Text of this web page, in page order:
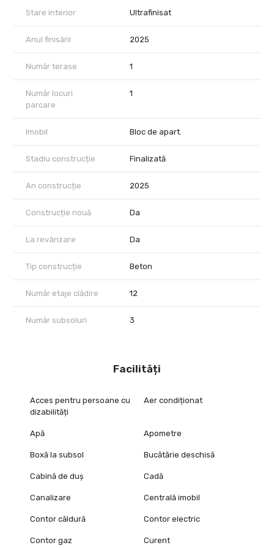
Pretul afisat nu include TVA.
precum si o boxa de depozitare de 3,5 mp.
Achizitia se realizeaza cu comision 0% pentru cumparator.
Optional, se poate achizitiona statie de incarcare pentru masini
Stare interior Ultrafinisat
Anul finisării 2025
Număr terase 1
Număr locuri
parcare
1
Imobil Bloc de apart.
Stadiu construcție Finalizată
An construcție 2025
Construcție nouă Da
La revânzare Da
Tip construcție Beton
Număr etaje clădire 12
Număr subsoluri 3
Facilități
Acces pentru persoane cu
dizabilități
Aer condiționat
Apă Apometre
Boxă la subsol Bucătărie deschisă
Cabină de duș Cadă
Canalizare Centrală imobil
Contor căldură Contor electric
Contor gaz Curent